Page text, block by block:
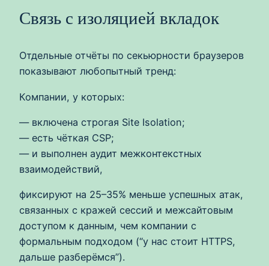
Связь с изоляцией вкладок
Отдельные отчёты по секьюрности браузеров
показывают любопытный тренд:
Компании, у которых:
— включена строгая Site Isolation;
— есть чёткая CSP;
— и выполнен аудит межконтекстных
взаимодействий,
фиксируют на 25–35% меньше успешных атак,
связанных с кражей сессий и межсайтовым
доступом к данным, чем компании с
формальным подходом (“у нас стоит HTTPS,
дальше разберёмся”).